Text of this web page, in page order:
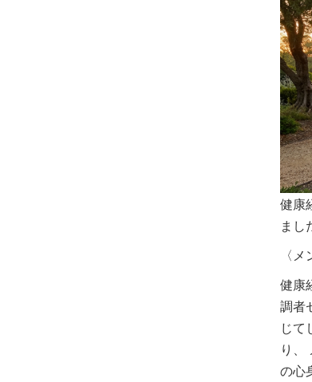
健康
まし
〈
健康
調者
じて
り、
の心